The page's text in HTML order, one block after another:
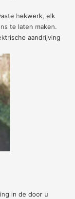
hekwerk, elk
te laten maken.
aandrijving
in de door u